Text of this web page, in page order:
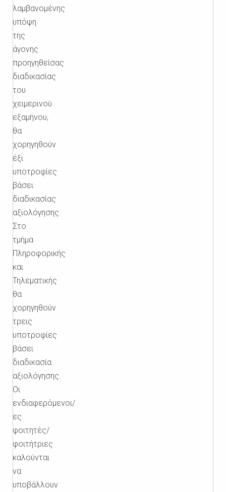
λαμβανομένης
υπόψη
της
άγονης
προηγηθείσας
διαδικασίας
του
χειμερινού
εξαμήνου,
θα
χορηγηθούν
έξι
υποτροφίες
βάσει
διαδικασίας
αξιολόγησης.
Στο
τμήμα
Πληροφορικής
και
Τηλεματικής
θα
χορηγηθούν
τρεις
υποτροφίες
βάσει
διαδικασία
αξιολόγησης.
Οι
ενδιαφερόμενοι/
ες
φοιτητές/
φοιτήτριες
καλούνται
να
υποβάλλουν